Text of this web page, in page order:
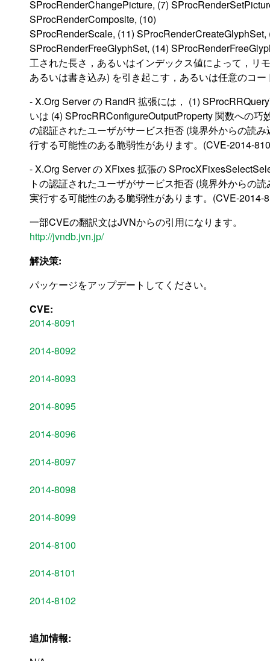
SProcRenderChangePicture, (7)
SProcRenderComposite, (10)
SProcRenderScale, (11)
SProcRenderFreeGlyphSet, (14)
工された長さ，あるいはインデックス値によって，リ
あるいは書き込み) を引き起こす，あるいは任意のコ
- X.Org Server の RandR 拡張には， (1)
いは (4) SProcRRConfigureOutputProperty 関数への
の認証されたユーザがサービス拒否 (境界外からの読
行する可能性のある脆弱性があります。(CVE-2014-
- X.Org Server の XFixes 拡張の
トの認証されたユーザがサービス拒否 (境界外からの
実行する可能性のある脆弱性があります。(CVE-2014-
一部CVEの翻訳文はJVNからの引用になります。
http://jvndb.jvn.jp/
解決策:
パッケージをアップデートしてください。
CVE:
2014-8091
2014-8092
2014-8093
2014-8095
2014-8096
2014-8097
2014-8098
2014-8099
2014-8100
2014-8101
2014-8102
追加情報: